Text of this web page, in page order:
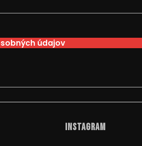
údajov
Instagram